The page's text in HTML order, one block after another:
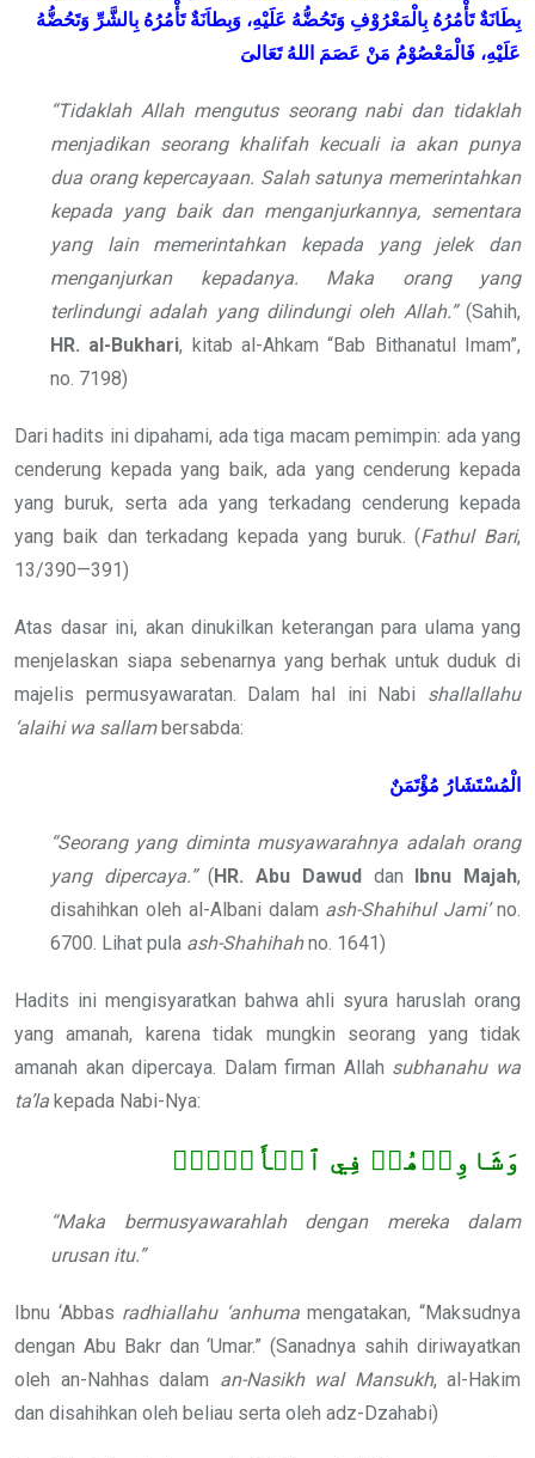
بِطَانَةٌ تَأْمُرُهُ بِالْمَعْرُوْفِ وَتَحُضُّهُ عَلَيْهِ، وَبِطاَنَةٌ تَأْمُرُهُ بِالشَّرِّ وَتَحُضُّهُ
عَلَيْهِ، فَالْمَعْصُوْمُ مَنْ عَصَمَ اللهُ تَعَالىَ
“Tidaklah Allah mengutus seorang nabi dan tidaklah
menjadikan seorang khalifah kecuali ia akan punya
dua orang kepercayaan. Salah satunya memerintahkan
kepada yang baik dan menganjurkannya, sementara
yang lain memerintahkan kepada yang jelek dan
menganjurkan kepadanya. Maka orang yang
terlindungi adalah yang dilindungi oleh Allah.”(Sahih,
HR. al-Bukhari, kitab al-Ahkam “Bab Bithanatul Imam”,
no. 7198)
Dari hadits ini dipahami, ada tiga macam pemimpin: ada yang
cenderung kepada yang baik, ada yang cenderung kepada
yang buruk, serta ada yang terkadang cenderung kepada
yang baik dan terkadang kepada yang buruk. (Fathul Bari,
13/390—391)
Atas dasar ini, akan dinukilkan keterangan para ulama yang
menjelaskan siapa sebenarnya yang berhak untuk duduk di
majelis permusyawaratan. Dalam hal ini Nabi shallallahu
‘alaihi wa sallambersabda:
الْمُسْتَشَارُ مُؤْتَمَنٌ
“Seorang yang diminta musyawarahnya adalah orang
yang dipercaya.”( HR. Abu Dawud dan Ibnu Majah,
disahihkan oleh al-Albani dalam ash-Shahihul Jami’no.
6700. Lihat pula ash-Shahihahno. 1641)
Hadits ini mengisyaratkan bahwa ahli syura haruslah orang
yang amanah, karena tidak mungkin seorang yang tidak
amanah akan dipercaya. Dalam firman Allah subhanahu wa
ta’la kepada Nabi-Nya:
وَشَاوِرۡهُمۡ فِي ٱلۡأَمۡرِۖ
“Maka bermusyawarahlah dengan mereka dalam
urusan itu.”
Ibnu ‘Abbas radhiallahu ‘anhumamengatakan, “Maksudnya
dengan Abu Bakr dan ‘Umar.” (Sanadnya sahih diriwayatkan
oleh an-Nahhas dalam an-Nasikh wal Mansukh, al-Hakim
dan disahihkan oleh beliau serta oleh adz-Dzahabi)